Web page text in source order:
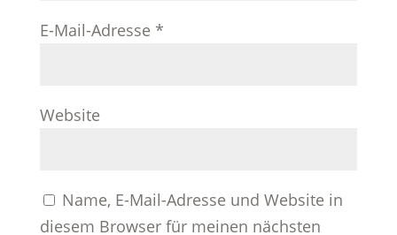
E-Mail-Adresse *
Website
Name, E-Mail-Adresse und Website in
diesem Browser für meinen nächsten